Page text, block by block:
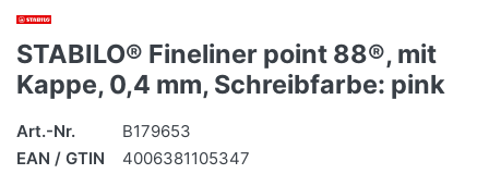
STABILO® Fineliner point 88®, mit
Kappe, 0,4 mm, Schreibfarbe: pink
Art.-Nr.
B179653
EAN / GTIN
4006381105347